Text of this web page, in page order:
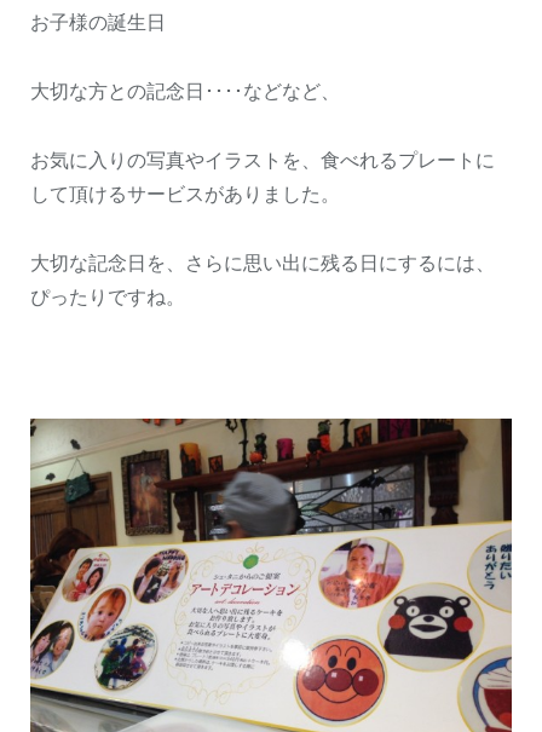
お子様の誕生日
大切な方との記念日････などなど、
お気に入りの写真やイラストを、食べれるプレートに
して頂けるサービスがありました。
大切な記念日を、さらに思い出に残る日にするには、
ぴったりですね。